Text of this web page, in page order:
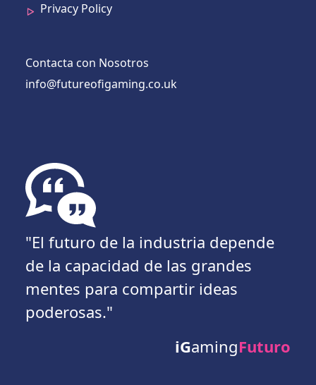
Privacy Policy
Contacta con Nosotros
info@futureofigaming.co.uk
"El futuro de la industria depende
de la capacidad de las grandes
mentes para compartir ideas
poderosas."
iGamingFuturo